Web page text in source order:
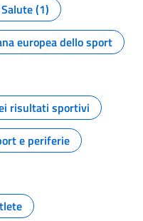
(1)
europea dello sport
risultati sportivi
e periferie